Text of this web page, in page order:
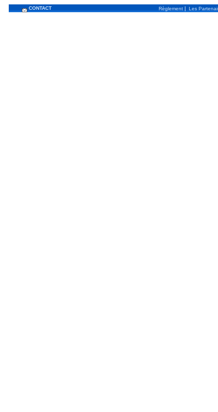
CONTACT Règlement | Les